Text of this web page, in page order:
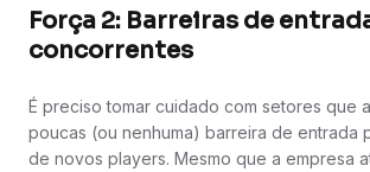
Força 2: Barreiras de
concorrentes
É preciso tomar cuidado com setores que
poucas (ou nenhuma) barreira de entrada
de novos players. Mesmo que a empresa